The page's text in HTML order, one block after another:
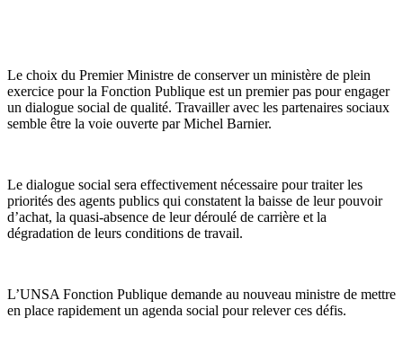
Le choix du Premier Ministre de conserver un ministère de plein
exercice pour la Fonction Publique est un premier pas pour engager
un dialogue social de qualité. Travailler avec les partenaires sociaux
semble être la voie ouverte par Michel Barnier.
Le dialogue social sera effectivement nécessaire pour traiter les
priorités des agents publics qui constatent la baisse de leur pouvoir
d’achat, la quasi-absence de leur déroulé de carrière et la
dégradation de leurs conditions de travail.
L’UNSA Fonction Publique demande au nouveau ministre de mettre
en place rapidement un agenda social pour relever ces défis.